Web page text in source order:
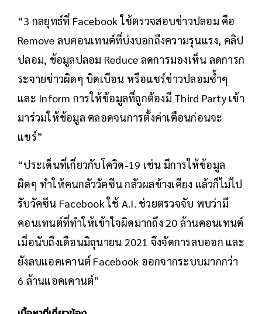
“3 กลยุทธ์ที่ Facebook ใช้ตรวจสอบข่าวปลอม คือ ​
Remove ลบคอนเทนต์ที่บ่งบอกถึงความรุนแรง, คลิป
ปลอม, ข้อมูลปลอม Reduce ลดการมองเห็น ลดการก
ระจายข่าวผิดๆ บิดเบือน หรือแชร์ข่าวปลอมซ้ำๆ
และ Inform การให้ข้อมูลที่ถูกต้องมี Third Party เข้า
มาร่วมให้ข้อมูล ตลอดจนการตั้งค่าเตือนก่อนจะ
แชร์”
“ประเด็นที่เกี่ยวกับโควิด-19 เช่น มีการให้ข้อมูล
ผิดๆ ทำให้คนกลัววัคซีน กลัวผลข้างเคียง แล้วก็ไม่ไป
รับวัคซีน Facebook ใช้ A.I. ช่วยตรวจจับ พบว่ามี
คอนเทนต์ที่ทำให้เข้าใจผิดมากถึง 20 ล้านคอนเทนต์
เมื่อนับถึงเดือนมิถุนายน 2021 จึงจัดการลบออก และ
ยังลบแอคเคานต์ Facebook ออกจากระบบมากกว่า
6 ล้านแอคเคานต์”